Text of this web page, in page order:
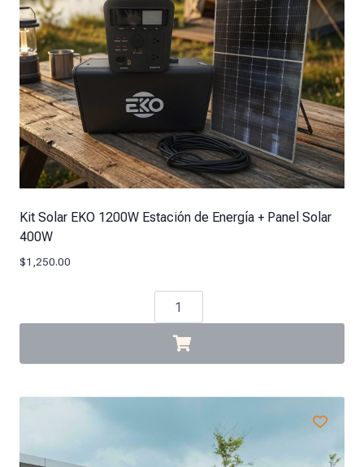
Kit Solar EKO 1200W Estación de Energía + Panel Solar
400W
$1,250.00